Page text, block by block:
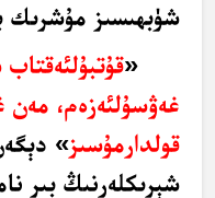
شۈبھىسىز مۇشرىك
«
غەۋسۇلئەزەم، مەن
قولدارمۇسىز»
شېرىكلەرنىڭ بىر